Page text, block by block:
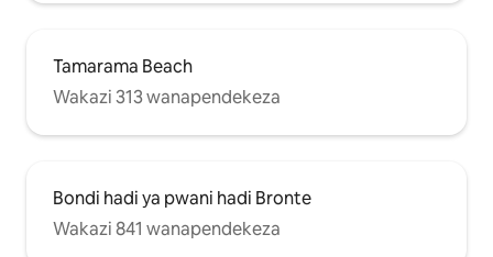
Tamarama Beach
Wakazi 313 wanapendekeza
Bondi hadi ya pwani hadi Bronte
Wakazi 841 wanapendekeza